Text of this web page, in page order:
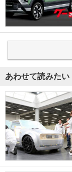
あわせて読みたい